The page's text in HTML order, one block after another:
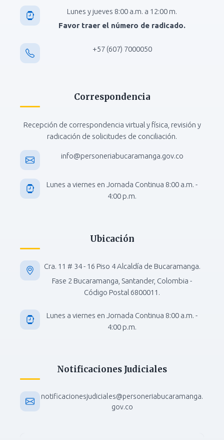
Lunes y jueves 8:00 a.m. a 12:00 m.
Favor traer el número de radicado.
+57 (607) 7000050
Correspondencia
Recepción de correspondencia virtual y física, revisión y
radicación de solicitudes de conciliación.
info@personeriabucaramanga.gov.co
Lunes a viernes en Jornada Continua 8:00 a.m. -
4:00 p.m.
Ubicación
Cra. 11 # 34 - 16 Piso 4 Alcaldía de Bucaramanga.
Fase 2 Bucaramanga, Santander, Colombia -
Código Postal 6800011.
Lunes a viernes en Jornada Continua 8:00 a.m. -
4:00 p.m.
Notificaciones Judiciales
notificacionesjudiciales@personeriabucaramanga.
gov.co